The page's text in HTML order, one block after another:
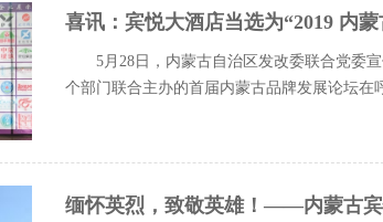
喜讯：宾悦大酒店当选为“2019 内
5月28日，内蒙古自治区发改委联合党委
个部门联合主办的首届内蒙古品牌发展论坛在
缅怀英烈，致敬英雄！——内蒙古宾